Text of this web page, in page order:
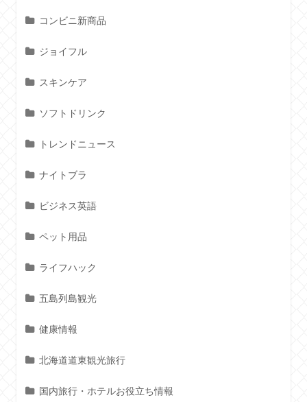
コンビニ新商品
ジョイフル
スキンケア
ソフトドリンク
トレンドニュース
ナイトブラ
ビジネス英語
ペット用品
ライフハック
五島列島観光
健康情報
北海道道東観光旅行
国内旅行・ホテルお役立ち情報